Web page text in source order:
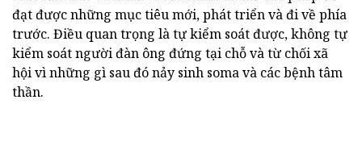
đạt được những mục tiêu mới, phát triển và đi về phía
trước. Điều quan trọng là tự kiểm soát được, không tự
kiểm soát người đàn ông đứng tại chỗ và từ chối xã
hội vì những gì sau đó nảy sinh soma và các bệnh tâm
thần.